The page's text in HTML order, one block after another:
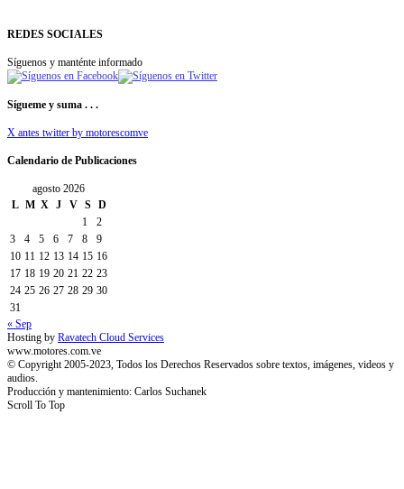
REDES SOCIALES
Síguenos y manténte informado
Sígueme y suma . . .
X antes twitter by motorescomve
Calendario de Publicaciones
agosto 2026
L M X J V S
D
1
2
3
4 5 6 7 8
9
10 11 12 13 14 15 16
17 18 19 20 21 22 23
24 25 26 27 28 29 30
31
« Sep
Hosting by Ravatech Cloud Services
www.motores.com.ve
© Copyright 2005-2023, Todos los Derechos Reservados sobre textos, imágenes, videos y
audios.
Producción y mantenimiento: Carlos Suchanek
Scroll To Top